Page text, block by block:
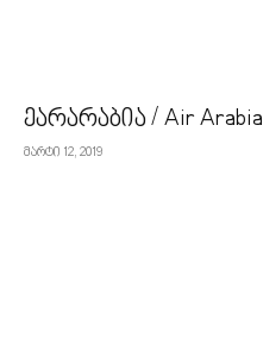
ეარარაბია / Air Arabia
მარტი 12, 2019